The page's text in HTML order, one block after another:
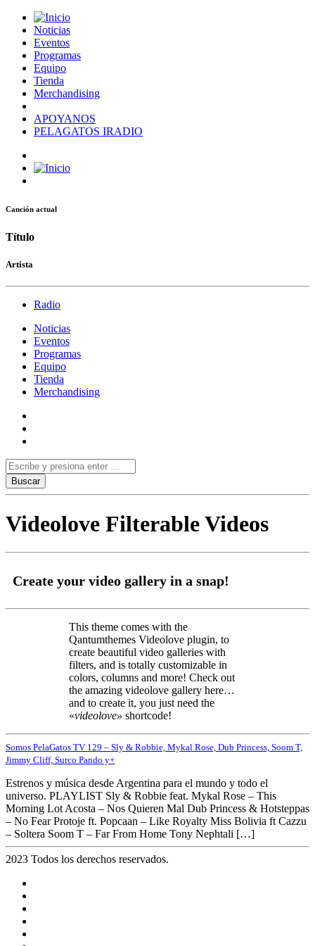
Noticias
Eventos
Programas
Equipo
Tienda
Merchandising
APOYANOS
PELAGATOS IRADIO
Canción actual
Título
Artista
Radio
Noticias
Eventos
Programas
Equipo
Tienda
Merchandising
Videolove Filterable Videos
Create your video gallery in a snap!
This theme comes with the
Qantumthemes Videolove plugin, to
create beautiful video galleries with
filters, and is totally customizable in
colors, columns and more! Check out
the amazing videolove gallery here…
and to create it, you just need the
«videolove» shortcode!
Somos PelaGatos TV 129 – Sly & Robbie, Mykal Rose, Dub Princess, Soom T,
Jimmy Cliff, Surco Pando y+
Estrenos y música desde Argentina para el mundo y todo el
universo. PLAYLIST Sly & Robbie feat. Mykal Rose – This
Morning Lot Acosta – Nos Quieren Mal Dub Princess & Hotsteppas
– No Fear Protoje ft. Popcaan – Like Royalty Miss Bolivia ft Cazzu
– Soltera Soom T – Far From Home Tony Nephtali […]
2023 Todos los derechos reservados.